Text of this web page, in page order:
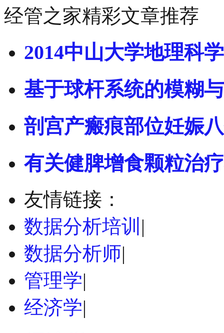
经管之家精彩文章推荐
2014中山大学地理科学
基于球杆系统的模糊
剖宫产瘢痕部位妊娠
有关健脾增食颗粒治
友情链接：
数据分析培训 |
数据分析师|
管理学|
经济学|